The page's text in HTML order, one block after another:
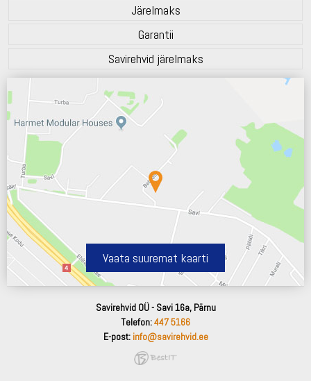
Järelmaks
Garantii
Savirehvid järelmaks
Vaata suuremat kaarti
Savirehvid OÜ - Savi 16a, Pärnu
Telefon:447 5166
E-post: info@savirehvid.ee